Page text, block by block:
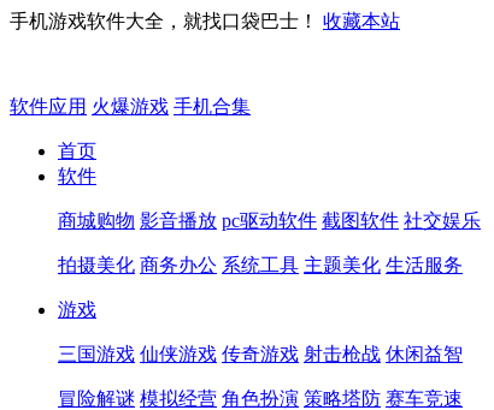
手机游戏软件大全，就找口袋巴士！ 收藏本站
软件应用 火爆游戏 手机合集
首页
软件
商城购物 影音播放 pc驱动软件 截图软件 社交娱乐
拍摄美化 商务办公 系统工具 主题美化 生活服务
游戏
三国游戏 仙侠游戏 传奇游戏 射击枪战 休闲益智
冒险解谜 模拟经营 角色扮演 策略塔防 赛车竞速